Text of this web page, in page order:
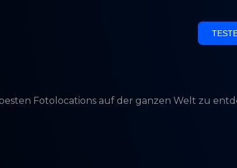
Fotolocations auf der ganzen Welt zu